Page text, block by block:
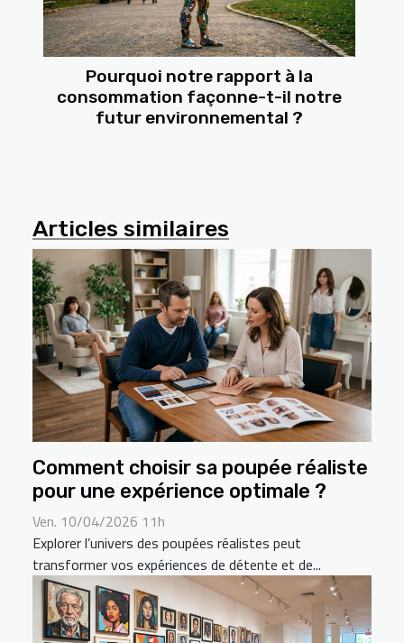
Pourquoi notre rapport à la
consommation façonne-t-il notre
futur environnemental ?
Articles similaires
Comment choisir sa poupée réaliste
pour une expérience optimale ?
Ven. 10/04/2026 11h
Explorer l’univers des poupées réalistes peut
transformer vos expériences de détente et de...